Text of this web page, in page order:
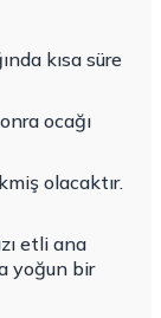
kısa süre
ocağı
olacaktır.
etli ana
yoğun bir